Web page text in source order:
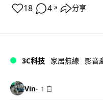
18 4 ↗ 分享
3C科技 家居無線 影音
Vin 1 日